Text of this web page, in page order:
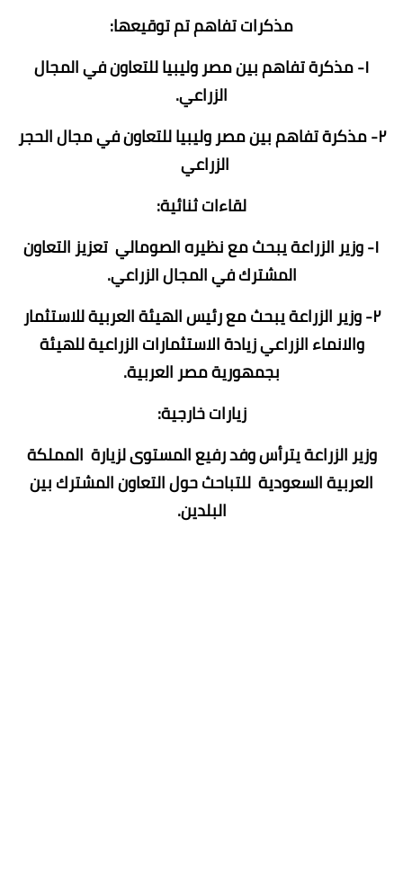
مذكرات تفاهم تم توقيعها:
١- مذكرة تفاهم بين مصر وليبيا للتعاون في المجال
الزراعي.
٢- مذكرة تفاهم بين مصر وليبيا للتعاون في مجال الحجر
الزراعي
لقاءات ثنائية:
١- وزير الزراعة يبحث مع نظيره الصومالي تعزيز التعاون
المشترك في المجال الزراعي.
٢- وزير الزراعة يبحث مع رئيس الهيئة العربية للاستثمار
والانماء الزراعي زيادة الاستثمارات الزراعية للهيئة
بجمهورية مصر العربية.
زيارات خارجية:
وزير الزراعة يترأس وفد رفيع المستوى لزيارة المملكة
العربية السعودية للتباحث حول التعاون المشترك بين
البلدين.